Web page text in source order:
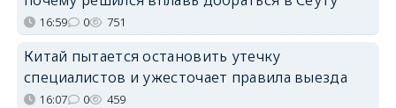
16:59 0 751
Китай пытается остановить утечку
специалистов и ужесточает правила выезда
16:07 0 459